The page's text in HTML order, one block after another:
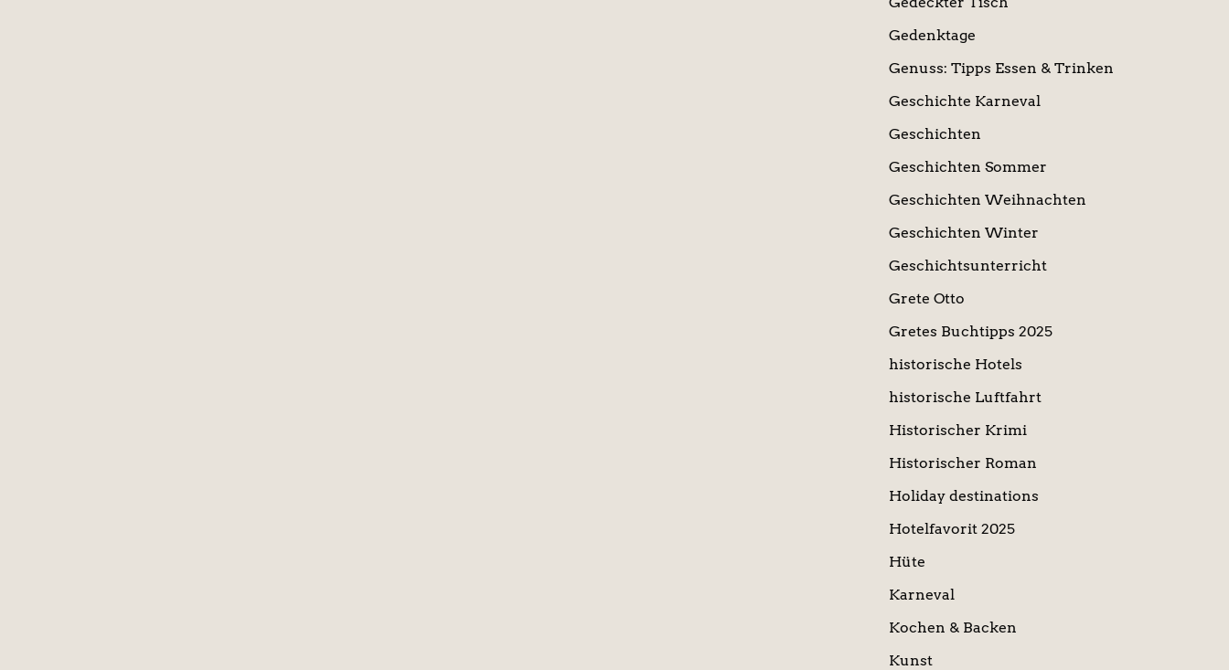
Gedenktage
Genuss: Tipps Essen & Trinken
Geschichte Karneval
Geschichten
Geschichten Sommer
Geschichten Weihnachten
Geschichten Winter
Geschichtsunterricht
Grete Otto
Gretes Buchtipps 2025
historische Hotels
historische Luftfahrt
Historischer Krimi
Historischer Roman
Holiday destinations
Hotelfavorit 2025
Hüte
Karneval
Kochen & Backen
Kunst